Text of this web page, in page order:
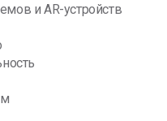
и AR-устройств